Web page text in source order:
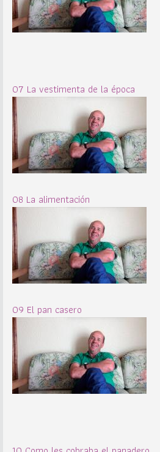
07 La vestimenta de la época
08 La alimentación
09 El pan casero